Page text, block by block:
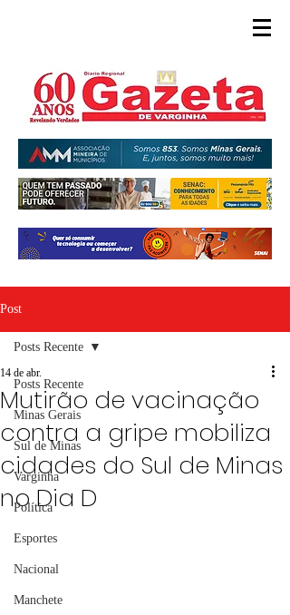
Post
Posts Recente
Minas Gerais
Sul de Minas
Varginha
Política
Esportes
Nacional
Manchete
Posts Recente
Mutirão de vacinação
contra a gripe mobiliza
cidades do Sul de Minas
no Dia D
14 de abr.